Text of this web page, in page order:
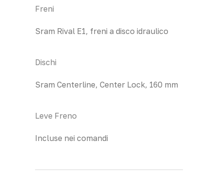
Freni
Sram Rival E1, freni a disco idraulico
Dischi
Sram Centerline, Center Lock, 160 mm
Leve Freno
Incluse nei comandi